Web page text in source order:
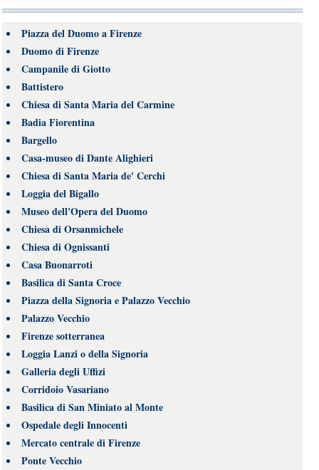
Piazza del Duomo a Firenze
Duomo di Firenze
Campanile di Giotto
Battistero
Chiesa di Santa Maria del Carmine
Badia Fiorentina
Bargello
Casa-museo di Dante Alighieri
Chiesa di Santa Maria de' Cerchi
Loggia del Bigallo
Museo dell'Opera del Duomo
Chiesa di Orsanmichele
Chiesa di Ognissanti
Casa Buonarroti
Basilica di Santa Croce
Piazza della Signoria e Palazzo Vecchio
Palazzo Vecchio
Firenze sotterranea
Loggia Lanzi o della Signoria
Galleria degli Uffizi
Corridoio Vasariano
Basilica di San Miniato al Monte
Ospedale degli Innocenti
Mercato centrale di Firenze
Ponte Vecchio